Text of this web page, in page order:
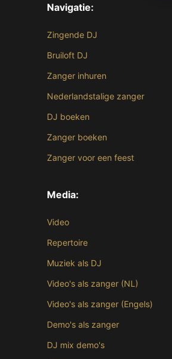
Navigatie:
Zingende DJ
Bruiloft DJ
Zanger inhuren
Nederlandstalige zanger
DJ boeken
Zanger boeken
Zanger voor een feest
Media:
Video
Repertoire
Muziek als DJ
Video's als zanger (NL)
Video's als zanger (Engels)
Demo's als zanger
DJ mix demo's